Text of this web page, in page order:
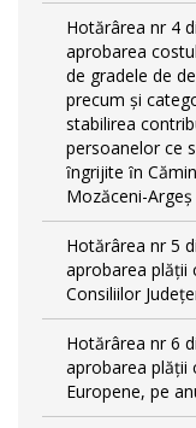
Hotărârea nr 4
aprobarea
de gradele de
precum și
stabilirea
persoanelor ce
ȋngrijite ȋn
Mozăceni-
Hotărârea nr 5
aprobarea plății
Consiliilor
Hotărârea nr 6
aprobarea plății
Europene, pe